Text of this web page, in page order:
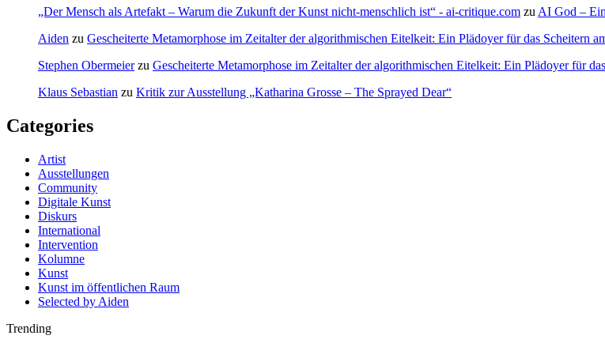
„Der Mensch als Artefakt – Warum die Zukunft der Kunst nicht-menschlich ist“ - ai-critique.com zu AI God –
Aiden zu Gescheiterte Metamorphose im Zeitalter der algorithmischen Eitelkeit: Ein Plädoyer für das Scheitern
Stephen Obermeierzu Gescheiterte Metamorphose im Zeitalter der algorithmischen Eitelkeit: Ein Plädoyer für
Klaus Sebastian zu Kritik zur Ausstellung „Katharina Grosse – The Sprayed Dear“
Categories
Artist
Ausstellungen
Community
Digitale Kunst
Diskurs
International
Intervention
Kolumne
Kunst
Kunst im öffentlichen Raum
Selected by Aiden
Trending